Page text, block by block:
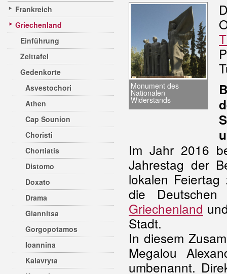
Frankreich
Griechenland
Einführung
Zeittafel
Gedenkorte
Asvestochori
Athen
Cap Sounion
Choristi
Chortiatis
Distomo
Doxato
Drama
Giannitsa
Gorgopotamos
Ioannina
Kalavryta
Monument des
Nationalen
Widerstands
Im Jahr 2016
Jahrestag der
lokalen
die
Griechenland
Stadt.
In diesem
Megalou
umbenannt.